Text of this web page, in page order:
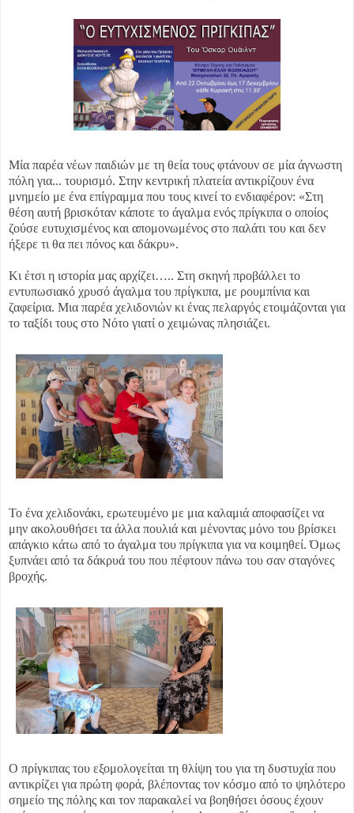
Μία παρέα νέων παιδιών με τη θεία τους φτάνουν σε μία άγνωστη
πόλη για... τουρισμό. Στην κεντρική πλατεία αντικρίζουν ένα
μνημείο με ένα επίγραμμα που τους κινεί το ενδιαφέρον: «Στη
θέση αυτή βρισκόταν κάποτε το άγαλμα ενός πρίγκιπα ο οποίος
ζούσε ευτυχισμένος και απομονωμένος στο παλάτι του και δεν
ήξερε τι θα πει πόνος και δάκρυ».
Κι έτσι η ιστορία μας αρχίζει….. Στη σκηνή προβάλλει το
εντυπωσιακό χρυσό άγαλμα του πρίγκιπα, με ρουμπίνια και
ζαφείρια. Μια παρέα χελιδονιών κι ένας πελαργός ετοιμάζονται για
το ταξίδι τους στο Νότο γιατί ο χειμώνας πλησιάζει.
Το ένα χελιδονάκι, ερωτευμένο με μια καλαμιά αποφασίζει να
μην ακολουθήσει τα άλλα πουλιά και μένοντας μόνο του βρίσκει
απάγκιο κάτω από το άγαλμα του πρίγκιπα για να κοιμηθεί. Όμως
ξυπνάει από τα δάκρυά του που πέφτουν πάνω του σαν σταγόνες
βροχής.
Ο πρίγκιπας του εξομολογείται τη θλίψη του για τη δυστυχία που
αντικρίζει για πρώτη φορά, βλέποντας τον κόσμο από το ψηλότερο
σημείο της πόλης και τον παρακαλεί να βοηθήσει όσους έχουν